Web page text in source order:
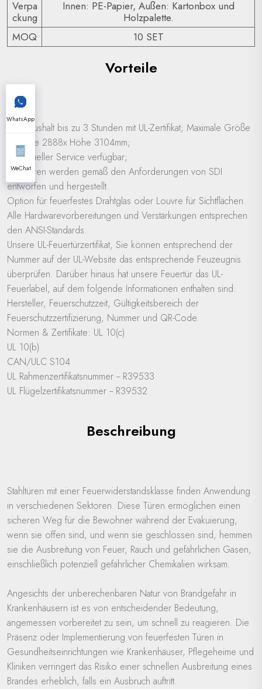
Verpa
ckung
Innen: PE-Papier, Außen: Kartonbox und
Holzpalette.
MOQ
10 SET
Vorteile
Feueraushalt bis zu 3 Stunden mit UL-Zertifikat; Maximale Größe
ist Breite 2888x Höhe 3104mm;
Individueller Service verfügbar;
Alle Türen werden gemäß den Anforderungen von SDI
entworfen und hergestellt.
Option für feuerfestes Drahtglas oder Louvre für Sichtflächen.
Alle Hardwarevorbereitungen und Verstärkungen entsprechen
den ANSI-Standards.
Unsere UL-Feuertürzertifikat, Sie können entsprechend der
Nummer auf der UL-Website das entsprechende Feuzeugnis
überprüfen. Darüber hinaus hat unsere Feuertür das UL-
Feuerlabel, auf dem folgende Informationen enthalten sind:
Hersteller, Feuerschutzzeit, Gültigkeitsbereich der
Feuerschutzzertifizierung, Nummer und QR-Code.
Normen & Zertifikate: UL 10(c)
UL 10(b)
CAN/ULC S104
UL Rahmenzertifikatsnummer -- R39533
UL Flügelzertifikatsnummer -- R39532
Beschreibung
Stahltüren mit einer Feuerwiderstandsklasse finden Anwendung
in verschiedenen Sektoren. Diese Türen ermöglichen einen
sicheren Weg für die Bewohner während der Evakuierung,
wenn sie offen sind, und wenn sie geschlossen sind, hemmen
sie die Ausbreitung von Feuer, Rauch und gefährlichen Gasen,
einschließlich potenziell gefährlicher Chemikalien wirksam.
Angesichts der unberechenbaren Natur von Brandgefahr in
Krankenhäusern ist es von entscheidender Bedeutung,
angemessen vorbereitet zu sein, um schnell zu reagieren. Die
Präsenz oder Implementierung von feuerfesten Türen in
Gesundheitseinrichtungen wie Krankenhäuser, Pflegeheime und
Kliniken verringert das Risiko einer schnellen Ausbreitung eines
Brandes erheblich, falls ein Ausbruch auftritt.
WhatsApp
WeChat